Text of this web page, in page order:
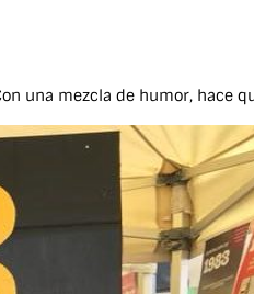
una mezcla de humor, hace